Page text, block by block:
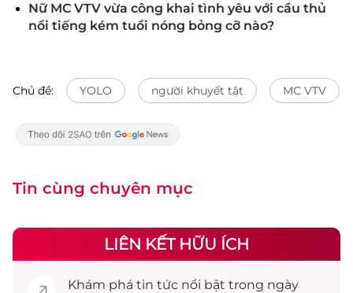
Nữ MC VTV vừa công khai tình yêu với cầu thủ
nổi tiếng kém tuổi nóng bỏng cỡ nào?
Chủ đề: YOLO người khuyết tật MC VTV
Tin cùng chuyên mục
LIÊN KẾT HỮU ÍCH
Khám phá tin tức nổi bật trong ngày